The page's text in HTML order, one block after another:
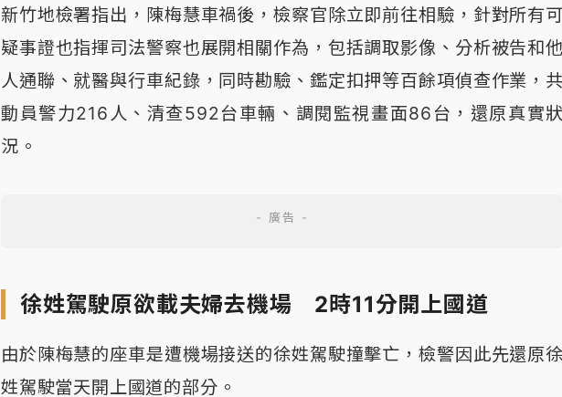
新竹地檢署指出，陳梅慧車禍後，檢察官除立即前往相驗，針對所有可
疑事證也指揮司法警察也展開相關作為，包括調取影像、分析被告和他
人通聯、就醫與行車紀錄，同時勘驗、鑑定扣押等百餘項偵查作業，共
動員警力216人、清查592台車輛、調閱監視畫面86台，還原真實狀
況。
徐姓駕駛原欲載夫婦去機場 2時11分開上國道
由於陳梅慧的座車是遭機場接送的徐姓駕駛撞擊亡，檢警因此先還原徐
姓駕駛當天開上國道的部分。